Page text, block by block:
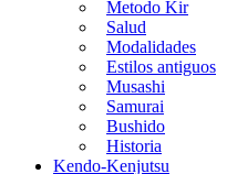
Metodo Kir
Salud
Modalidades
Estilos antiguos
Musashi
Samurai
Bushido
Historia
Kendo-Kenjutsu